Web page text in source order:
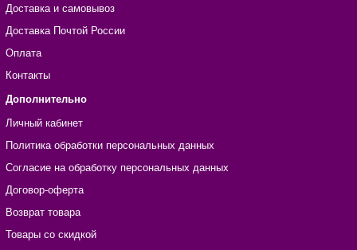
Доставка и самовывоз
Доставка Почтой России
Оплата
Контакты
Дополнительно
Личный кабинет
Политика обработки персональных данных
Согласие на обработку персональных данных
Договор-оферта
Возврат товара
Товары со скидкой